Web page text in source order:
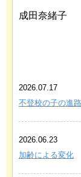
成田奈緒子
2026.07.17
不登校の子の進路
2026.06.23
加齢による変化